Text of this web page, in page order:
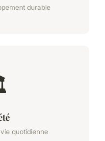
durable
quotidienne